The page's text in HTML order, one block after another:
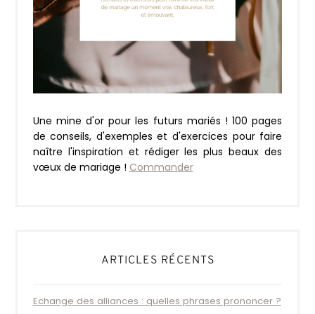
Une mine d'or pour les futurs mariés ! 100 pages
de conseils, d'exemples et d'exercices pour faire
naître l'inspiration et rédiger les plus beaux des
vœux de mariage ! Commander
ARTICLES RÉCENTS
Echange des alliances : quelles phrases prononcer ?